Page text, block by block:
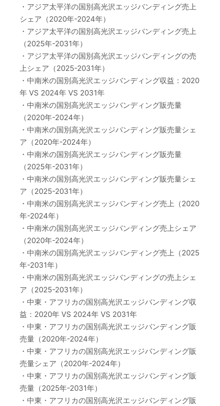
・アジア太平洋の国別高光沢エッジバンディング売上
シェア（2020年-2024年）
・アジア太平洋の国別高光沢エッジバンディング売上
（2025年-2031年）
・アジア太平洋の国別高光沢エッジバンディングの売
上シェア（2025-2031年）
・中南米の国別高光沢エッジバンディング収益：2020
年 VS 2024年 VS 2031年
・中南米の国別高光沢エッジバンディング販売量
（2020年-2024年）
・中南米の国別高光沢エッジバンディング販売量シェ
ア（2020年-2024年）
・中南米の国別高光沢エッジバンディング販売量
（2025年-2031年）
・中南米の国別高光沢エッジバンディング販売量シェ
ア（2025-2031年）
・中南米の国別高光沢エッジバンディング売上（2020
年-2024年）
・中南米の国別高光沢エッジバンディング売上シェア
（2020年-2024年）
・中南米の国別高光沢エッジバンディング売上（2025
年-2031年）
・中南米の国別高光沢エッジバンディングの売上シェ
ア（2025-2031年）
・中東・アフリカの国別高光沢エッジバンディング収
益：2020年 VS 2024年 VS 2031年
・中東・アフリカの国別高光沢エッジバンディング販
売量（2020年-2024年）
・中東・アフリカの国別高光沢エッジバンディング販
売量シェア（2020年-2024年）
・中東・アフリカの国別高光沢エッジバンディング販
売量（2025年-2031年）
・中東・アフリカの国別高光沢エッジバンディング販